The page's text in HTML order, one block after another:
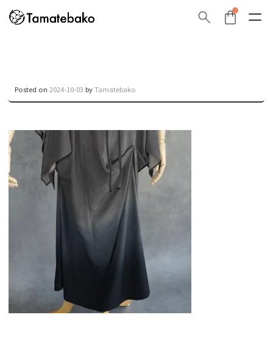
Posted on 2024-10-03 byTamatebako